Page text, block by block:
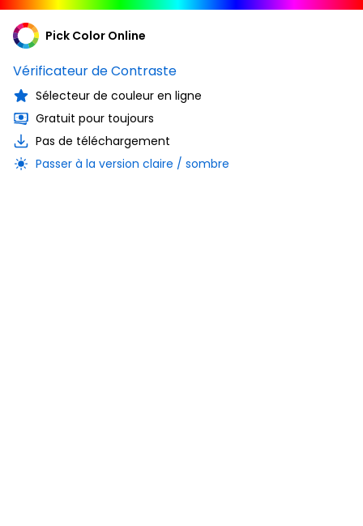
Pick Color Online
Vérificateur de Contraste
Sélecteur de couleur en ligne
Gratuit pour toujours
Pas de téléchargement
Passer à la version claire / sombre